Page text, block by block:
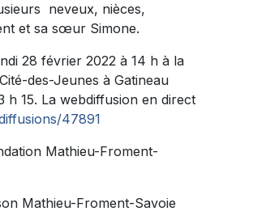
neveux, nièces,
et sa sœur Simone.
28 février 2022 à 14 h à la
des-Jeunes à Gatineau
h 15. La webdiffusion en direct
47891
Mathieu-Froment-
Mathieu-Froment-Savoie